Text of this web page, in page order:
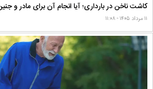
کاشت ناخن در بارداری؛ آیا انجام آن برای مادر و
۱۱ مرداد ۱۴۰۵ - ۱۱:۰۸